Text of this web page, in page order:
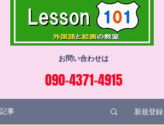
お問い合わせは
090-4371-4915
記事 新規登録